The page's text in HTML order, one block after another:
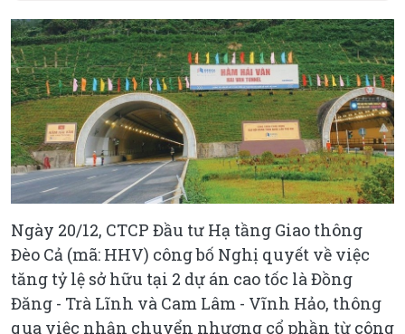
Ngày 20/12, CTCP Đầu tư Hạ tầng Giao thông
Đèo Cả (mã: HHV) công bố Nghị quyết về việc
tăng tỷ lệ sở hữu tại 2 dự án cao tốc là Đồng
Đăng - Trà Lĩnh và Cam Lâm - Vĩnh Hảo, thông
qua việc nhận chuyển nhượng cổ phần từ công